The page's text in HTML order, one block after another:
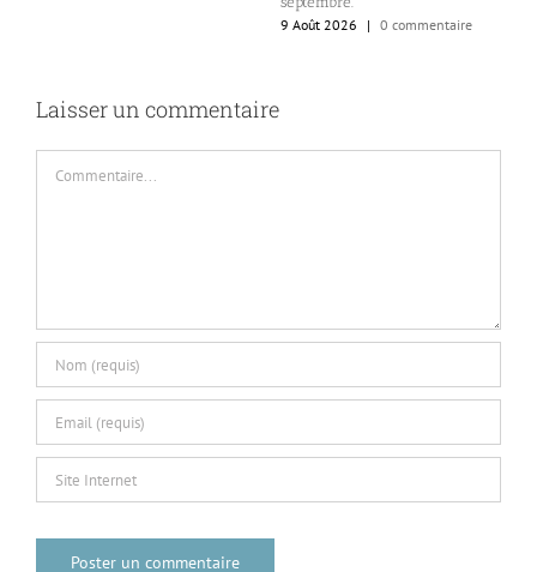
9 Août 2026
| 0 commentaire
Laisser un commentaire